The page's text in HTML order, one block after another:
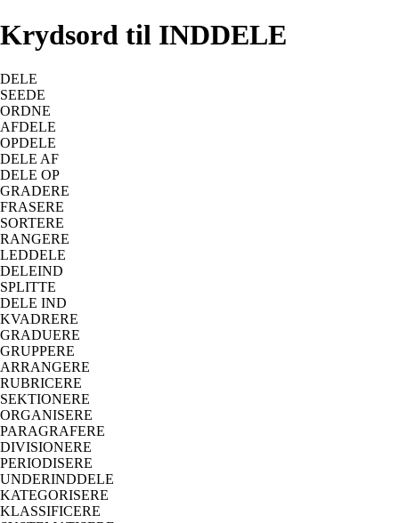
Krydsord til INDDELE
DELE
SEEDE
ORDNE
AFDELE
OPDELE
DELE AF
DELE OP
GRADERE
FRASERE
SORTERE
RANGERE
LEDDELE
DELEIND
SPLITTE
DELE IND
KVADRERE
GRADUERE
GRUPPERE
ARRANGERE
RUBRICERE
SEKTIONERE
ORGANISERE
PARAGRAFERE
DIVISIONERE
PERIODISERE
UNDERINDDELE
KATEGORISERE
KLASSIFICERE